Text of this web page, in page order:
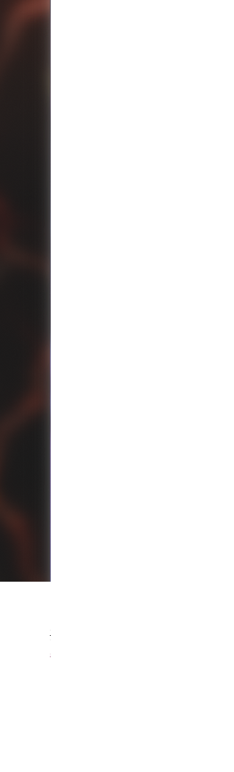
Regular Price
HK$759.00
春日65 折優惠